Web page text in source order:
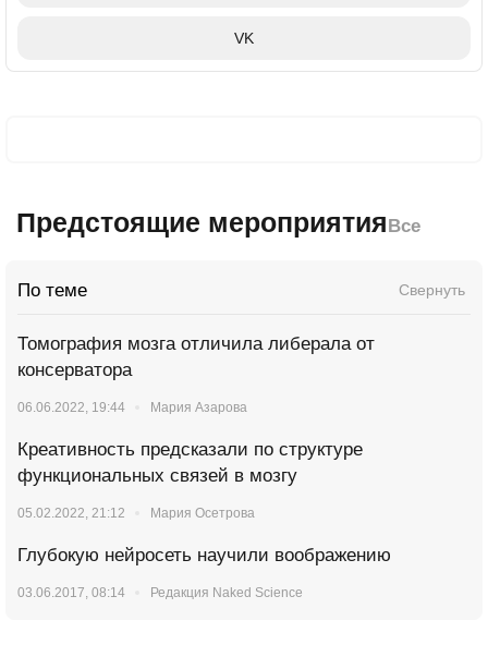
VK
Предстоящие мероприятияВсе
По теме Свернуть
Томография мозга отличила либерала от
консерватора
06.06.2022, 19:44 Мария Азарова
Креативность предсказали по структуре
функциональных связей в мозгу
05.02.2022, 21:12 Мария Осетрова
Глубокую нейросеть научили воображению
03.06.2017, 08:14 Редакция Naked Science